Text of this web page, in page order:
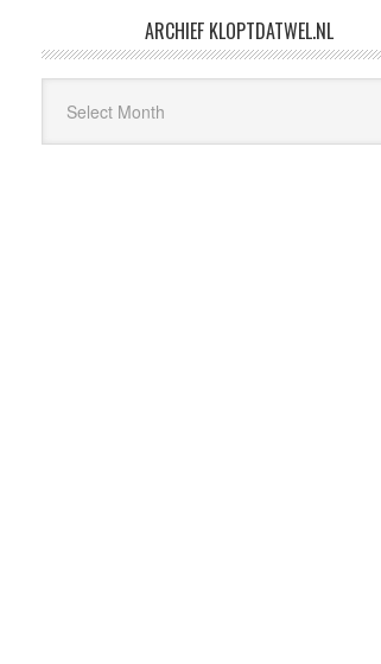
ARCHIEF KLOPTDATWEL.NL
Kloptdatwel.nl